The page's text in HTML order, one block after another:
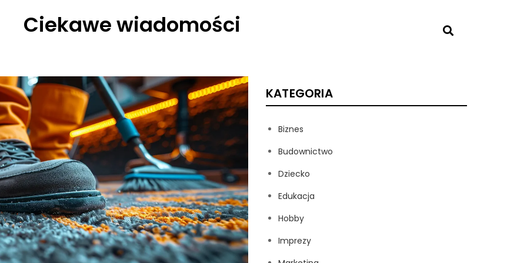
Ciekawe wiadomości
KATEGORIA
Biznes
Budownictwo
Dziecko
Edukacja
Hobby
Imprezy